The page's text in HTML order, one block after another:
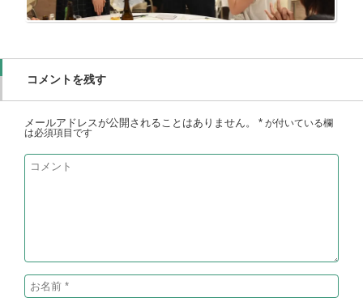
コメントを残す
メールアドレスが公開されることはありません。 * が付いている欄
は必須項目です